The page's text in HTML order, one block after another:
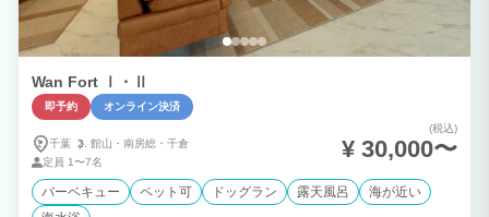
Wan Fort Ⅰ・Ⅱ
即予約 オンライン決済
千葉 館山・ 南房総・ 千倉
定員 1〜7名
(税込)
¥ 30,000〜
バーベキュー ペット可 ドッグラン 露天風呂
海が近い